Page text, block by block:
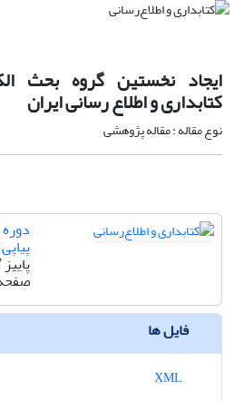
ایجاد نخستین گروه بحث
کتابداری و اطلاع رسانی ایران
نوع مقاله : مقاله پژوهشی
پیاپی 3
پاییز 1377
فایل ها